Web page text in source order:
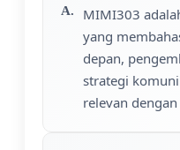
MIMI303
yang
depan,
strategi
relevan